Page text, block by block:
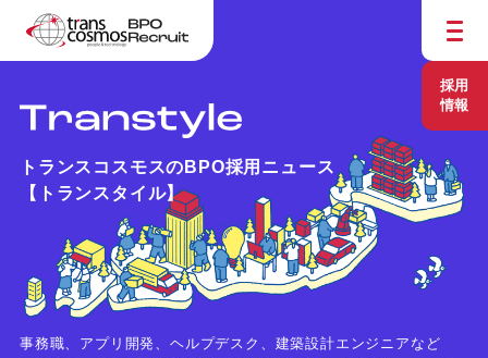
採用
情報
トランスコスモスのBPO採用ニュース
【トランスタイル】
事務職、アプリ開発、ヘルプデスク、建築設計エンジニアなど